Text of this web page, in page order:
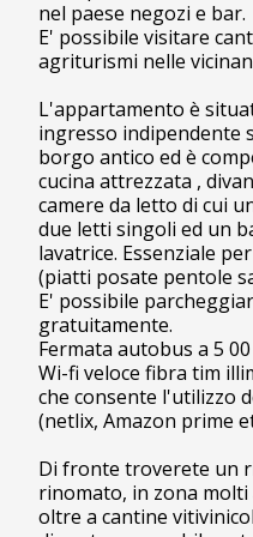
nel paese negozi e bar.
E' possibile visitare
agriturismi nelle
L'appartamento è
ingresso indipendente
borgo antico ed è
cucina attrezzata ,
camere da letto di cui
due letti singoli ed un
lavatrice. Essenziale
(piatti posate pentole
E' possibile
gratuitamente.
Fermata autobus a 5
Wi-fi veloce fibra tim
che consente l'utilizzo
(netlix, Amazon prime
Di fronte troverete un
rinomato, in zona
oltre a cantine